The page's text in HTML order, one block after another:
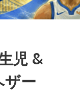
児 &
ザー